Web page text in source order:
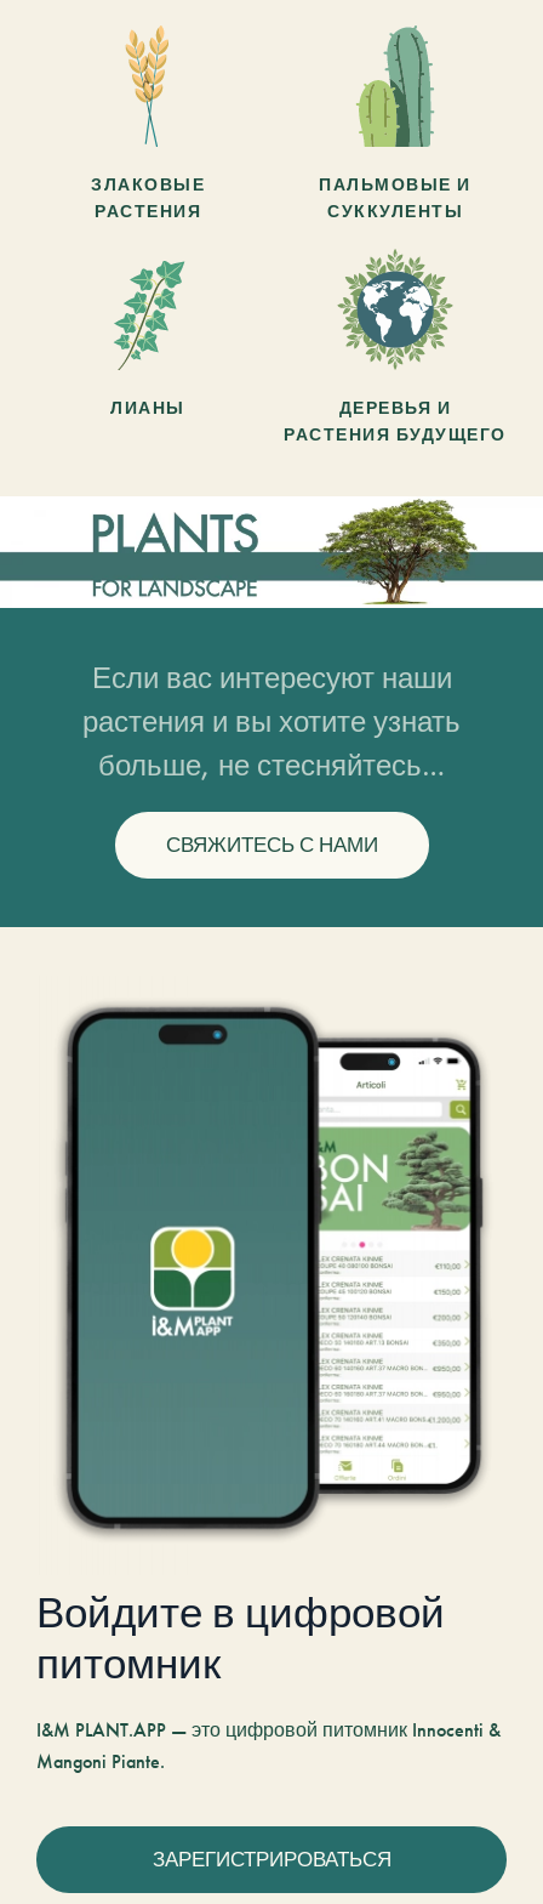
ЗЛАКОВЫЕ
РАСТЕНИЯ
ПАЛЬМОВЫЕ И
СУККУЛЕНТЫ
ЛИАНЫ
ДЕРЕВЬЯ И
РАСТЕНИЯ БУДУЩЕГО
Если вас интересуют наши
растения и вы хотите узнать
больше, не стесняйтесь…
СВЯЖИТЕСЬ С НАМИ
Войдите в цифровой
питомник
I&M PLANT.APP — это цифровой питомник Innocenti &
Mangoni Piante.
ЗАРЕГИСТРИРОВАТЬСЯ